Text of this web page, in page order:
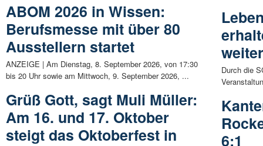
ABOM 2026 in Wissen:
Berufsmesse mit über 80
Ausstellern startet
ANZEIGE | Am Dienstag, 8. September 2026, von 17:30
bis 20 Uhr sowie am Mittwoch, 9. September 2026, ...
Grüß Gott, sagt Muli Müller:
Am 16. und 17. Oktober
steigt das Oktoberfest in
Durch die
6:1